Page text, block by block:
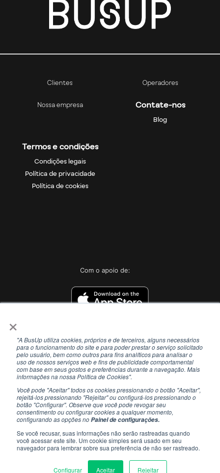
×
"A BusUp utiliza cookies, próprios e de terceiros, alguns necessários
para o funcionamento do site e para poder prestar o serviço solicitado
pelo usuário, bem como outros para fins analíticos para analisar o
uso de nossos serviços web e fins de publicidade comportamental
com base em seus gostos e preferências durante a navegação. Mais
informações na nossa Política de Cookies".
Você pode "Aceitar" todos os cookies pressionando o botão "Aceitar",
rejeitá-los pressionando "Rejeitar" ou configurá-los pressionando o
botão "Configurar". Observe que você pode revogar seu
consentimento ou configurar cookies a qualquer momento,
configurando as opções noPainel de configurações.
Se você recusar, suas informações não serão rastreadas quando
você acessar este site. Um cookie simples será usado em seu
navegador para lembrar sobre sua preferência de não ser rastreado.
Configurar Aceitar Rejeitar
Clientes Operadores
Nossa empresa Contate-nos
Blog
Termos e condições
Condições legais
Política de privacidade
Política de cookies
Com o apoio de: